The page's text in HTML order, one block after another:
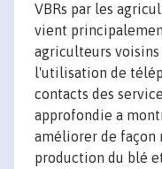
VBRs par les
vient
agriculteurs
l'utilisation de
contacts des
approfondie a
améliorer de façon
production du blé